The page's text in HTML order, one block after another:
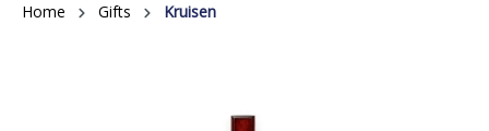
Home Gifts Kruisen